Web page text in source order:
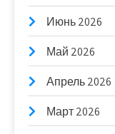
Июнь 2026
Май 2026
Апрель 2026
Март 2026